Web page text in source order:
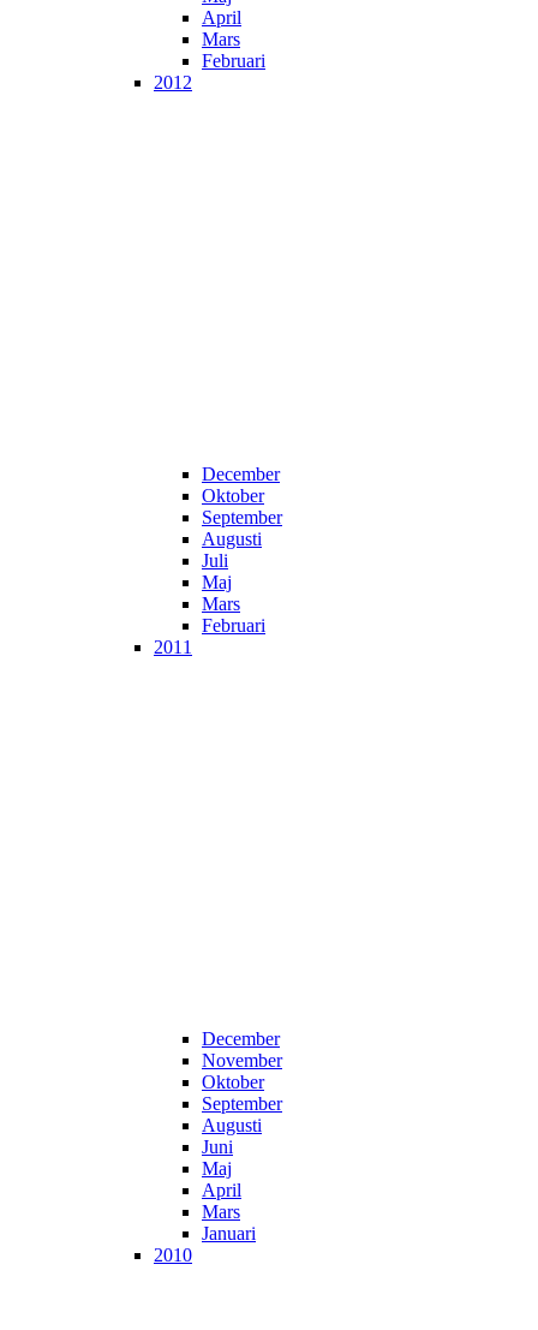
April
Mars
Februari
2012
December
Oktober
September
Augusti
Juli
Maj
Mars
Februari
2011
December
November
Oktober
September
Augusti
Juni
Maj
April
Mars
Januari
2010